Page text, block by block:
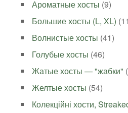
Ароматные хосты (9)
Большие хосты (L, XL)
Волнистые хосты (41)
Голубые хосты (46)
Жатые хосты — "жабки"
Желтые хосты (54)
Колекційні хости,